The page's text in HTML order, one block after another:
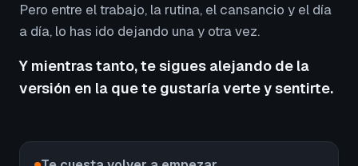
Pero entre el trabajo, la rutina, el cansancio y el día
a día, lo has ido dejando una y otra vez.
Y mientras tanto, te sigues alejando de la
versión en la que te gustaría verte y sentirte.